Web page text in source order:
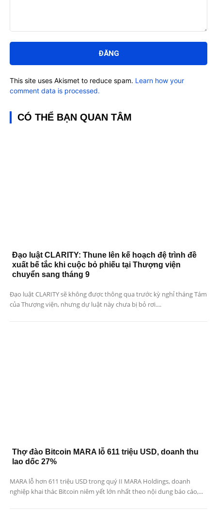
luận:
This site uses Akismet to reduce spam. Learn how your
comment data is processed.
CÓ THỂ BẠN QUAN TÂM
Đạo luật CLARITY: Thune lên kế hoạch đệ trình đề
xuất bế tắc khi cuộc bỏ phiếu tại Thượng viện
chuyển sang tháng 9
Đạo luật CLARITY sẽ không được thông qua trước kỳ nghỉ tháng Tám
của Thượng viện, nhưng dự luật này chưa bị bỏ rơi....
Thợ đào Bitcoin MARA lỗ 611 triệu USD, doanh thu
lao dốc 27%
MARA lỗ hơn 611 triệu USD trong quý II MARA Holdings, doanh
nghiệp khai thác Bitcoin niêm yết lớn nhất theo nội dung báo cáo,...